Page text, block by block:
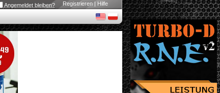
Angemeldet bleiben? Registrieren | Hilfe